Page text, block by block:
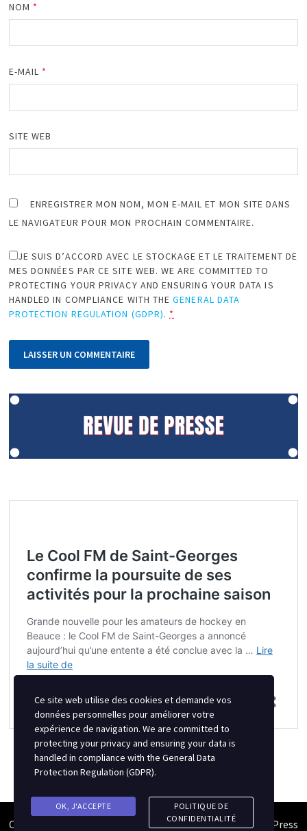
NOM *
E-MAIL *
SITE WEB
ENREGISTRER MON NOM, MON E-MAIL ET MON SITE DANS
LE NAVIGATEUR POUR MON PROCHAIN COMMENTAIRE.
JE SUIS D’ACCORD AVEC LE STOCKAGE ET LE TRAITEMENT DE
MES DONNÉES PAR CE SITE WEB. WE ARE COMMITTED TO
PROTECTING YOUR PRIVACY AND ENSURING YOUR DATA IS
HANDLED IN COMPLIANCE WITH THEGENERAL DATA
PROTECTION REGULATION (GDPR). *
Copyright © 2026 Semipro Magazine. Alimenté parWordPress
Ce site web utilise des cookies et demande vos
données personnelles pour améliorer votre
expérience de navigation. We are committed to
protecting your privacy and ensuring your data is
handled in compliance with the General Data
Protection Regulation (GDPR).
OK, J'ACCEPTE
POLITIQUE DE
CONFIDENTIALITÉ